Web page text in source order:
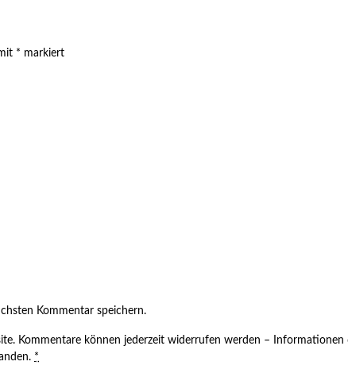
* markiert
Kommentar speichern.
Kommentare können jederzeit widerrufen werden –
*